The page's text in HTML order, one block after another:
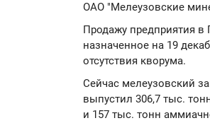
ОАО "Мелеузовские
Продажу предприятия в
назначенное на 19
отсутствия кворума.
Сейчас мелеузовский
выпустил 306,7 тыс.
и 157 тыс. тонн